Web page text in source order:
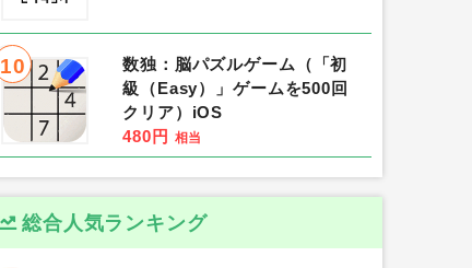
10
数独：脳パズルゲーム（「初
級（Easy）」ゲームを500回
クリア）iOS
480円 相当
総合人気ランキング